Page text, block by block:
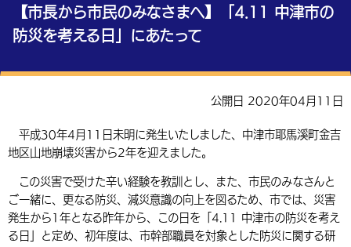
ふりがなをつける
英語（English） 中国語（簡体字）
組織案内
くらしの情報
環境・衛生 生涯学習・スポーツ・人権
選挙 外国人の方向け情報
都市整備
施設情報 子どもを預ける
手当・助成 健康・医療
相談・支援・情報 計画・施策
観光・移住
観光なび スポットを探す
遊ぶ・体験する グルメ・食べる
買う・おみやげ 四季のイベント・祭り
中津市について 市役所の紹介
地方創生・地域活性化 広報・広聴
【市長から市民のみなさまへ】「4.11 中津市の
防災を考える日」にあたって
公開日 2020年04月11日
平成30年4月11日未明に発生いたしました、中津市耶馬溪町金吉
地区山地崩壊災害から2年を迎えました。
この災害で受けた辛い経験を教訓とし、また、市民のみなさんと
ご一緒に、更なる防災、減災意識の向上を図るため、市では、災害
発生から1年となる昨年から、この日を「4.11 中津市の防災を考え
る日」と定め、初年度は、市幹部職員を対象とした防災に関する研